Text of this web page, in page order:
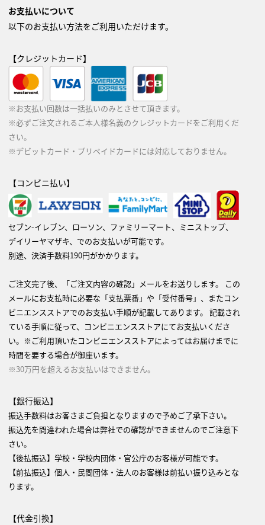
お支払いについて
以下のお支払い方法をご利用いただけます。
【クレジットカード】
※お支払い回数は一括払いのみとさせて頂きます。
※必ずご注文されるご本人様名義のクレジットカードをご利用くだ
さい。
※デビットカード・プリペイドカードには対応しておりません。
【コンビニ払い】
セブン-イレブン、ローソン、ファミリーマート、ミニストップ、
デイリーヤマザキ、でのお支払いが可能です。
別途、決済手数料190円がかかります。
ご注文完了後、「ご注文内容の確認」メールをお送りします。 この
メールにお支払時に必要な「支払票番」や「受付番号」、またコン
ビニエンスストアでのお支払い手順が記載してあります。 記載され
ている手順に従って、コンビニエンスストアにてお支払いくださ
い。※ご利用頂いたコンビニエンスストアによってはお届けまでに
時間を要する場合が御座います。
※30万円を超えるお支払いはできません。
【銀行振込】
振込手数料はお客さまご負担となりますので予めご了承下さい。
振込先を間違われた場合は弊社での確認ができませんのでご注意下
さい。
【後払振込】学校・学校内団体・官公庁のお客様が可能です。
【前払振込】個人・民間団体・法人のお客様は前払い振り込みとな
ります。
【代金引換】